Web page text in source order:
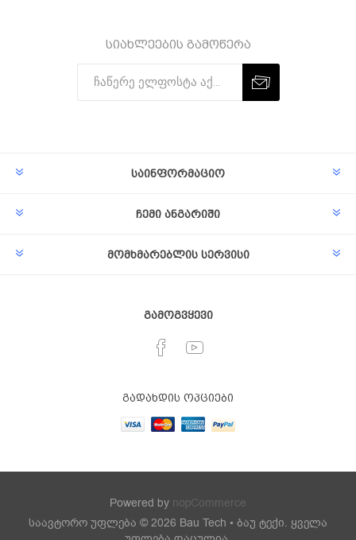
სიახლეების გამოწერა
საინფორმაციო
ჩემი ანგარიში
მომხმარებლის სერვისი
გამოგვყევი
გადახდის ოპციები
Powered by nopCommerce
საავტორო უფლება © 2026 Bau Tech • ბაუ ტექი. ყველა